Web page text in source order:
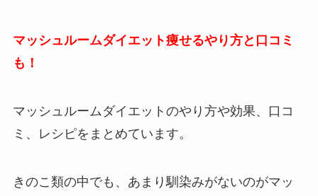
マッシュルームダイエット痩せるやり方と口コミ
も！
マッシュルームダイエットのやり方や効果、口コ
ミ、レシピをまとめています。
きのこ類の中でも、あまり馴染みがないのがマッ